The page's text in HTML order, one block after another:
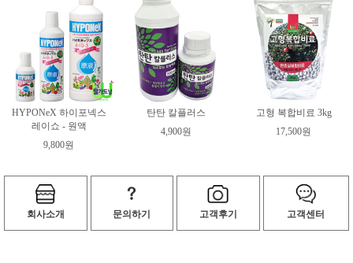
HYPONeX 하이포넥스
레이쇼 - 원액
9,800원
탄탄 칼플러스
4,900원
고형 복합비료 3kg
17,500원
회사소개 문의하기 고객후기 고객센터